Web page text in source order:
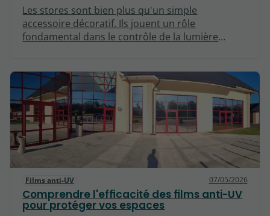
Les stores sont bien plus qu'un simple
accessoire décoratif. Ils jouent un rôle
fondamental dans le contrôle de la lumière
représente une solution adaptée aux besoins
spécifiques de votre intérieur. Cet article explore
les divers avantages liés à l'utilisation de stores
sur mesure pour un confort solaire optimal.
Films anti-UV 07/05/2026
Comprendre l'efficacité des films anti-UV
pour protéger vos espaces